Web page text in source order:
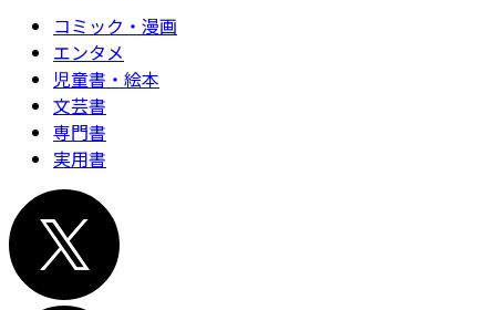
コミック・漫画
エンタメ
児童書・絵本
文芸書
専門書
実用書